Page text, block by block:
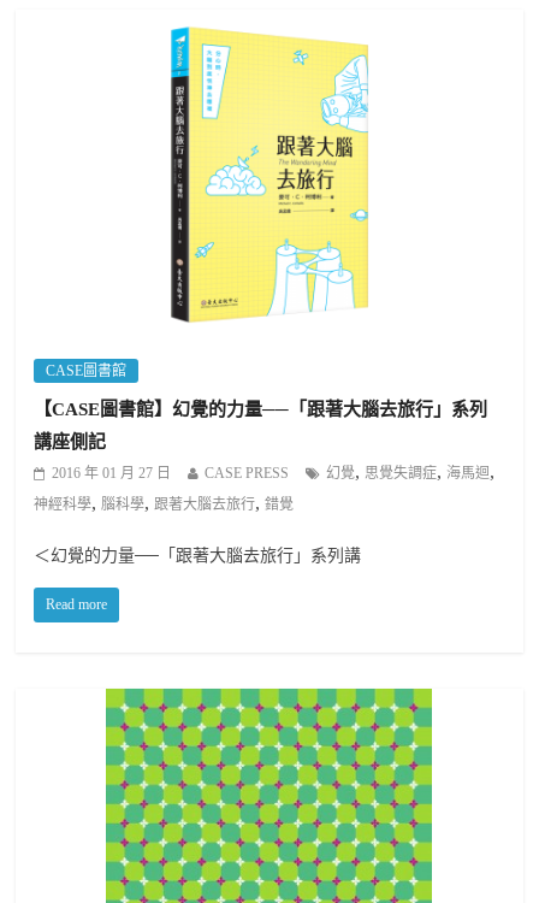
CASE圖書館
【CASE圖書館】幻覺的力量──「跟著大腦去旅行」系列
講座側記
2016 年 01 月 27 日 CASE PRESS 幻覺, 思覺失調症, 海馬迴,
神經科學,腦科學, 跟著大腦去旅行,錯覺
＜幻覺的力量──「跟著大腦去旅行」系列講
Read more